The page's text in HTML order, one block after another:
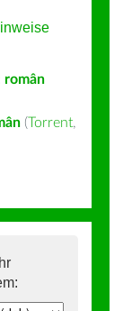
român
(Torrent,